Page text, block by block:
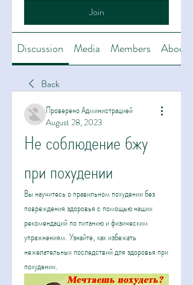
Join
Discussion Media Members About
Back
Проверено Администрацией
August 28, 2023
Не соблюдение бжу
при похудении
Вы научитесь о правильном похудении без
повреждения здоровья с помощью наших
рекомендаций по питанию и физическим
упражнениям. Узнайте, как избежать
нежелательных последствий для здоровья при
похудении.